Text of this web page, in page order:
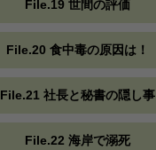
File.19 世間の評価
File.20 食中毒の原因は！
File.21 社長と秘書の隠し事
File.22 海岸で溺死